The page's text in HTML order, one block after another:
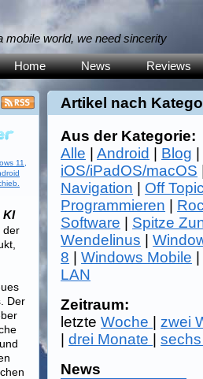
mobile world, we need sincerity
Home News Reviews
Artikel nach
Aus der Kategorie:
Alle |Android Blog
iOS/iPadOS/macOS
Navigation
Off
Programmieren
Software
Spitze
Wendelinus |
8 |Windows Mobile
LAN
Zeitraum:
letzteWoche
zwei
|drei Monate |
News
11,
KI
der
Der